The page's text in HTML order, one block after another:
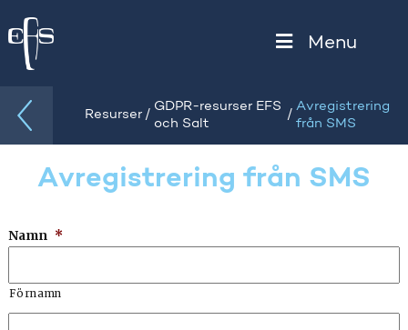
Menu
Resurser /
GDPR-resurser EFS
och Salt
/
Avregistrering
från SMS
Avregistrering från SMS
Namn *
Förnamn